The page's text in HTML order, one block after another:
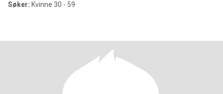
Søker: Kvinne 30 - 59